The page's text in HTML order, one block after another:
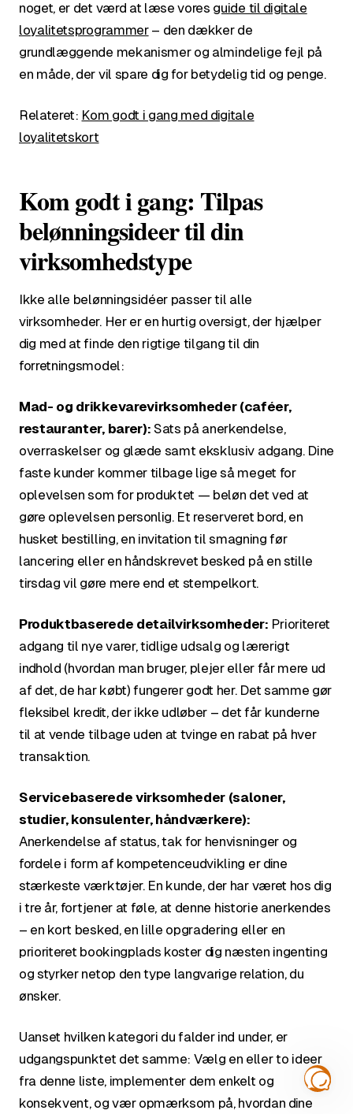
noget, er det værd at læse vores guide til digitale
loyalitetsprogrammer– den dækker de
grundlæggende mekanismer og almindelige fejl på
en måde, der vil spare dig for betydelig tid og penge.
Relateret: Kom godt i gang med digitale
loyalitetskort
Kom godt i gang: Tilpas
belønningsideer til din
virksomhedstype
Ikke alle belønningsidéer passer til alle
virksomheder. Her er en hurtig oversigt, der hjælper
dig med at finde den rigtige tilgang til din
forretningsmodel:
Mad- og drikkevarevirksomheder (caféer,
restauranter, barer): Sats på anerkendelse,
overraskelser og glæde samt eksklusiv adgang. Dine
faste kunder kommer tilbage lige så meget for
oplevelsen som for produktet — beløn det ved at
gøre oplevelsen personlig. Et reserveret bord, en
husket bestilling, en invitation til smagning før
lancering eller en håndskrevet besked på en stille
tirsdag vil gøre mere end et stempelkort.
Produktbaserede detailvirksomheder: Prioriteret
adgang til nye varer, tidlige udsalg og lærerigt
indhold (hvordan man bruger, plejer eller får mere ud
af det, de har købt) fungerer godt her. Det samme gør
fleksibel kredit, der ikke udløber – det får kunderne
til at vende tilbage uden at tvinge en rabat på hver
transaktion.
Servicebaserede virksomheder (saloner,
studier, konsulenter, håndværkere):
Anerkendelse af status, tak for henvisninger og
fordele i form af kompetenceudvikling er dine
stærkeste værktøjer. En kunde, der har været hos dig
i tre år, fortjener at føle, at denne historie anerkendes
– en kort besked, en lille opgradering eller en
prioriteret bookingplads koster dig næsten ingenting
og styrker netop den type langvarige relation, du
ønsker.
Uanset hvilken kategori du falder ind under, er
udgangspunktet det samme: Vælg en eller to ideer
fra denne liste, implementer dem enkelt og
konsekvent, og vær opmærksom på, hvordan dine